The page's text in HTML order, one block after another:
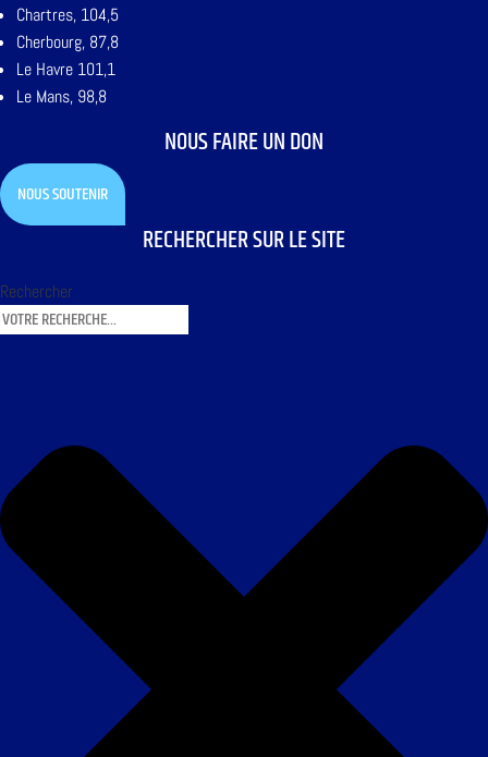
Chartres, 104,5
Cherbourg, 87,8
Le Havre 101,1
Le Mans, 98,8
NOUS FAIRE UN DON
NOUS SOUTENIR
RECHERCHER SUR LE SITE
Rechercher